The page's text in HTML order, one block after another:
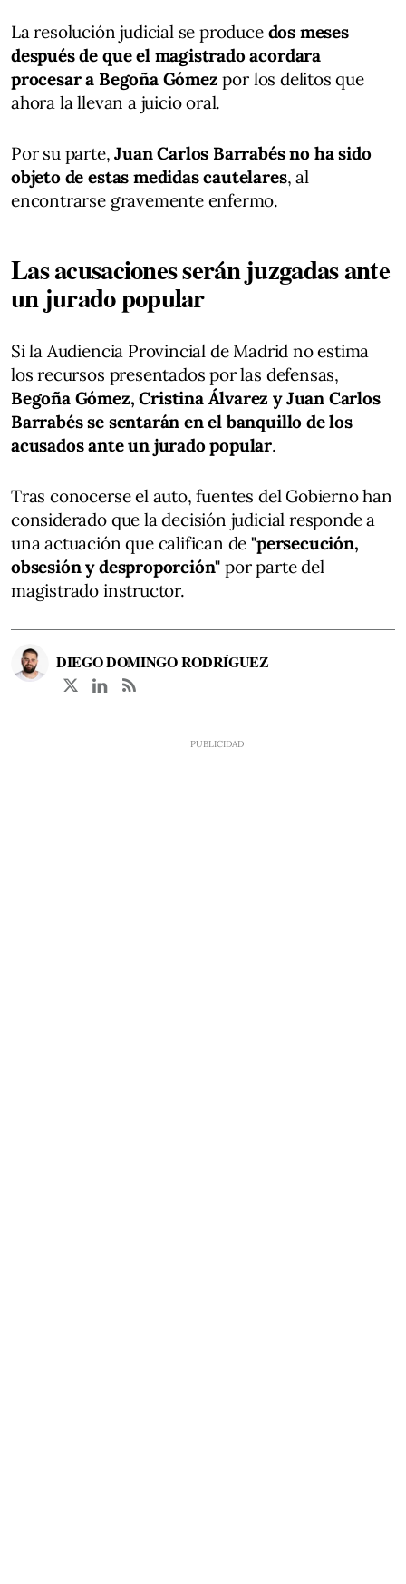
La resolución judicial se produce dos meses
después de que el magistrado acordara
procesar a Begoña Gómez por los delitos que
ahora la llevan a juicio oral.
Por su parte,Juan Carlos Barrabés no ha sido
objeto de estas medidas cautelares, al
encontrarse gravemente enfermo.
Las acusaciones serán juzgadas ante
un jurado popular
Si la Audiencia Provincial de Madrid no estima
los recursos presentados por las defensas,
Begoña Gómez, Cristina Álvarez y Juan Carlos
Barrabés se sentarán en el banquillo de los
acusados ante un jurado popular.
Tras conocerse el auto, fuentes del Gobierno han
considerado que la decisión judicial responde a
una actuación que califican de"persecución,
obsesión y desproporción" por parte del
magistrado instructor.
DIEGO DOMINGO RODRÍGUEZ